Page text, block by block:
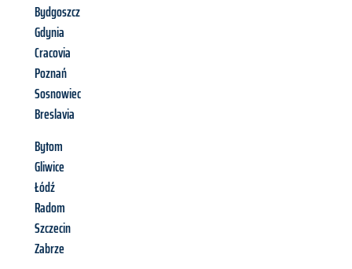
Bydgoszcz
Gdynia
Cracovia
Poznań
Sosnowiec
Breslavia
Bytom
Gliwice
Łódź
Radom
Szczecin
Zabrze